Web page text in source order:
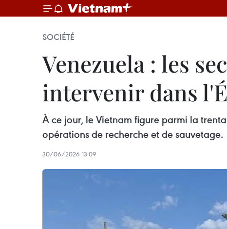
SOCIÉTÉ
Venezuela : les
intervenir dans
À ce jour, le Vietnam figure parmi la
opérations de recherche et de sauvetage.
30/06/2026 13:09